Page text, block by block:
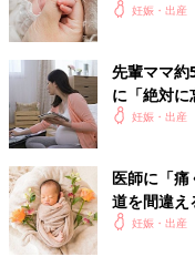
験談】妊娠・出産
先輩ママ
に「絶対
妊娠・出産
医師に「痛
道を間違え
など。出産
妊娠・出産